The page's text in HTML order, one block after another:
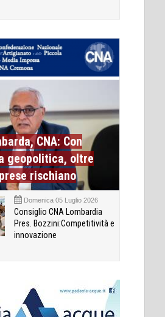
CNA: Con
geopolitica, oltre
rischiano
Domenica 05 Luglio 2026
Consiglio CNA Lombardia
Pres. Bozzini:Competitività e
innovazione